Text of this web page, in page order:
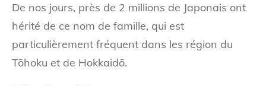
De nos jours, près de 2 millions de Japonais ont
hérité de ce nom de famille, qui est
particulièrement fréquent dans les région du
Tōhoku et de Hokkaidō.